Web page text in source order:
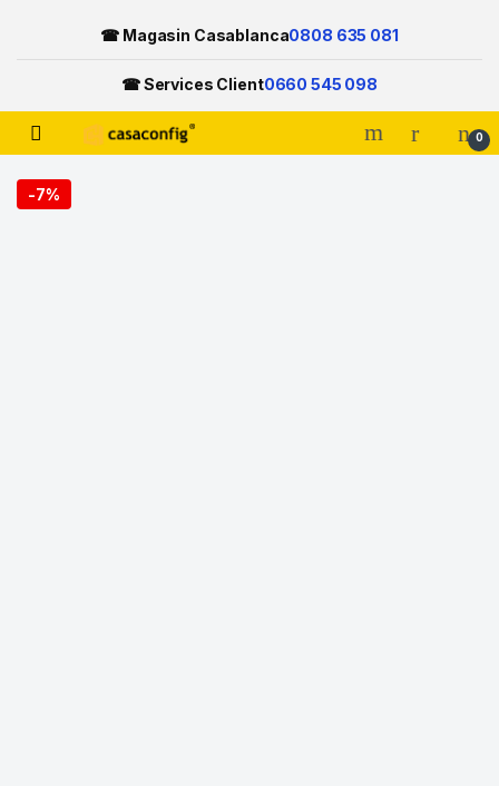
☎ Magasin Casablanca0808 635 081
☎ Services Client0660 545 098
Open 0
-7%